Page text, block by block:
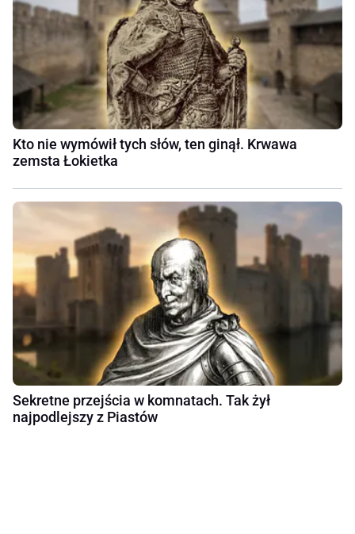
Kto nie wymówił tych słów, ten ginął. Krwawa
zemsta Łokietka
Sekretne przejścia w komnatach. Tak żył
najpodlejszy z Piastów